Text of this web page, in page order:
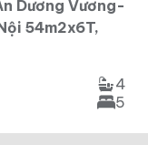
Dương Vương-
54m2x6T,
4
5